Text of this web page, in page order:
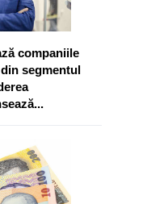
companiile
segmentul